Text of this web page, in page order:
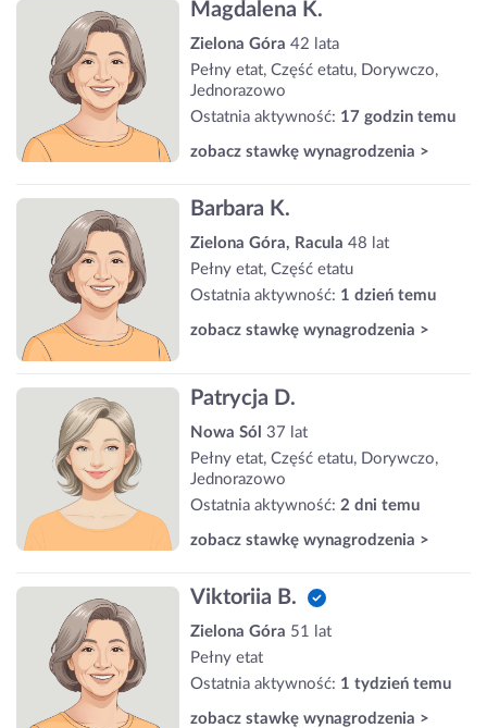
Magdalena K.
Zielona Góra 42 lata
Pełny etat, Część etatu, Dorywczo,
Jednorazowo
Ostatnia aktywność: 17 godzin temu
zobacz stawkę wynagrodzenia >
Barbara K.
Zielona Góra, Racula 48 lat
Pełny etat, Część etatu
Ostatnia aktywność: 1 dzień temu
zobacz stawkę wynagrodzenia >
Patrycja D.
Nowa Sól 37 lat
Pełny etat, Część etatu, Dorywczo,
Jednorazowo
Ostatnia aktywność: 2 dni temu
zobacz stawkę wynagrodzenia >
Viktoriia B.
Zielona Góra 51 lat
Pełny etat
Ostatnia aktywność: 1 tydzień temu
zobacz stawkę wynagrodzenia >